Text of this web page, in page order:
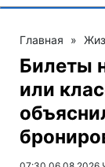
Главная »
Билеты
или